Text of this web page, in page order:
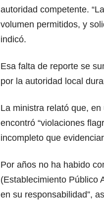
autoridad competente.
volumen permitidos, y
indicó.
Esa falta de reporte se
por la autoridad local
La ministra relató que,
encontró “violaciones
incompleto que
Por años no ha habido
(Establecimiento Público
en su responsabilidad”,